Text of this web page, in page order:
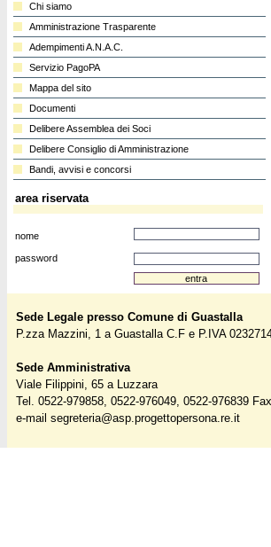
Chi siamo
Amministrazione Trasparente
Adempimenti A.N.A.C.
Servizio PagoPA
Mappa del sito
Documenti
Delibere Assemblea dei Soci
Delibere Consiglio di Amministrazione
Bandi, avvisi e concorsi
area riservata
nome
password
Sede Legale presso Comune di Guastalla
P.zza Mazzini, 1 a Guastalla C.F e P.IVA
Sede Amministrativa
Viale Filippini, 65 a Luzzara
Tel. 0522-979858, 0522-976049, 0522-976839
e-mail segreteria@asp.progettopersona.re.it